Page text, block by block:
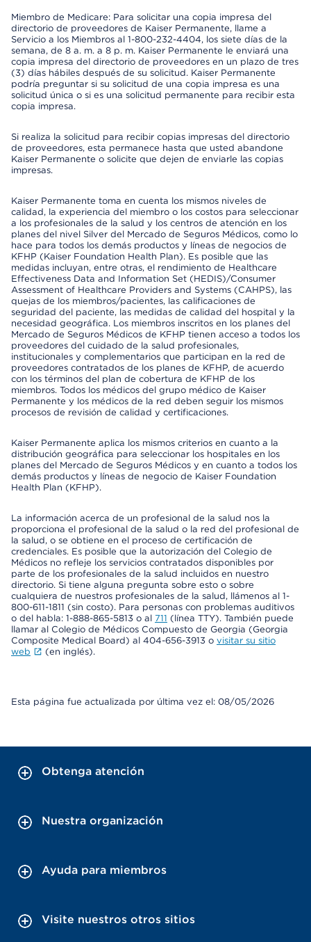
Miembro de Medicare: Para solicitar una copia impresa del
directorio de proveedores de Kaiser Permanente, llame a
Servicio a los Miembros al 1-800-232-4404, los siete días de la
semana, de 8 a. m. a 8 p. m. Kaiser Permanente le enviará una
copia impresa del directorio de proveedores en un plazo de tres
(3) días hábiles después de su solicitud. Kaiser Permanente
podría preguntar si su solicitud de una copia impresa es una
solicitud única o si es una solicitud permanente para recibir esta
copia impresa.
Si realiza la solicitud para recibir copias impresas del directorio
de proveedores, esta permanece hasta que usted abandone
Kaiser Permanente o solicite que dejen de enviarle las copias
impresas.
Kaiser Permanente toma en cuenta los mismos niveles de
calidad, la experiencia del miembro o los costos para seleccionar
a los profesionales de la salud y los centros de atención en los
planes del nivel Silver del Mercado de Seguros Médicos, como lo
hace para todos los demás productos y líneas de negocios de
KFHP (Kaiser Foundation Health Plan). Es posible que las
medidas incluyan, entre otras, el rendimiento de Healthcare
Effectiveness Data and Information Set (HEDIS)/Consumer
Assessment of Healthcare Providers and Systems (CAHPS), las
quejas de los miembros/pacientes, las calificaciones de
seguridad del paciente, las medidas de calidad del hospital y la
necesidad geográfica. Los miembros inscritos en los planes del
Mercado de Seguros Médicos de KFHP tienen acceso a todos los
proveedores del cuidado de la salud profesionales,
institucionales y complementarios que participan en la red de
proveedores contratados de los planes de KFHP, de acuerdo
con los términos del plan de cobertura de KFHP de los
miembros. Todos los médicos del grupo médico de Kaiser
Permanente y los médicos de la red deben seguir los mismos
procesos de revisión de calidad y certificaciones.
Kaiser Permanente aplica los mismos criterios en cuanto a la
distribución geográfica para seleccionar los hospitales en los
planes del Mercado de Seguros Médicos y en cuanto a todos los
demás productos y líneas de negocio de Kaiser Foundation
Health Plan (KFHP).
La información acerca de un profesional de la salud nos la
proporciona el profesional de la salud o la red del profesional de
la salud, o se obtiene en el proceso de certificación de
credenciales. Es posible que la autorización del Colegio de
Médicos no refleje los servicios contratados disponibles por
parte de los profesionales de la salud incluidos en nuestro
directorio. Si tiene alguna pregunta sobre esto o sobre
cualquiera de nuestros profesionales de la salud, llámenos al 1-
800-611-1811 (sin costo). Para personas con problemas auditivos
o del habla: 1-888-865-5813 o al 711 (línea TTY). También puede
llamar al Colegio de Médicos Compuesto de Georgia (Georgia
Composite Medical Board) al 404-656-3913 o visitar su sitio
web
(en inglés).
Esta página fue actualizada por última vez el: 08/05/2026
Obtenga atención
Nuestra organización
Ayuda para miembros
Visite nuestros otros sitios